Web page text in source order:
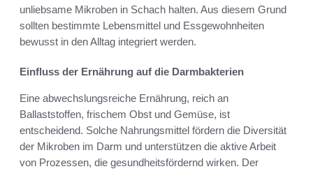
unliebsame Mikroben in Schach halten. Aus diesem Grund
sollten bestimmte Lebensmittel und Essgewohnheiten
bewusst in den Alltag integriert werden.
Einfluss der Ernährung auf die Darmbakterien
Eine abwechslungsreiche Ernährung, reich an
Ballaststoffen, frischem Obst und Gemüse, ist
entscheidend. Solche Nahrungsmittel fördern die Diversität
der Mikroben im Darm und unterstützen die aktive Arbeit
von Prozessen, die gesundheitsfördernd wirken. Der